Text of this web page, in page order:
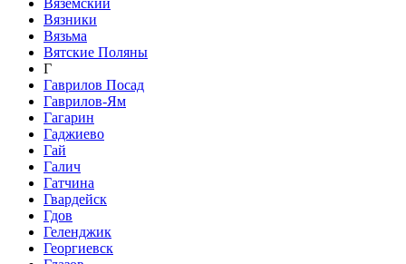
Вязники
Вязьма
Вятские Поляны
Г
Гаврилов Посад
Гаврилов-Ям
Гагарин
Гаджиево
Гай
Галич
Гатчина
Гвардейск
Гдов
Геленджик
Георгиевск